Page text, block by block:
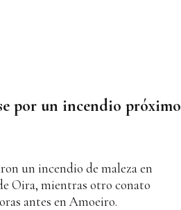
por un incendio próximo
un incendio de maleza en
Oira, mientras otro conato
antes en Amoeiro.